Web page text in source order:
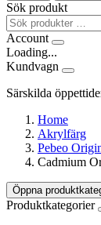
Sök produkt
Account
Loading...
Kundvagn
Särskilda
Home
Akrylfärg
Pebeo
Cadmium
Öppna
Produktkategorier